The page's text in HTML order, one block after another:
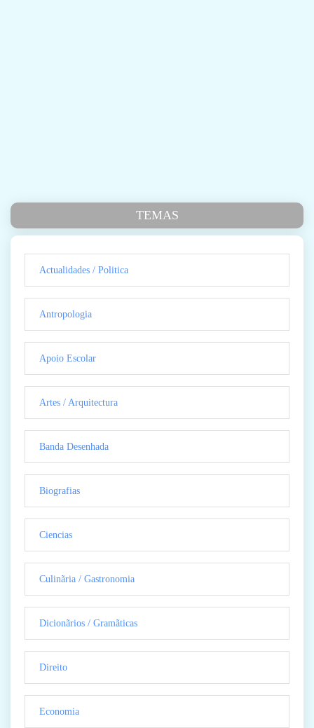
TEMAS
Actualidades / Politica
Antropologia
Apoio Escolar
Artes / Arquitectura
Banda Desenhada
Biografias
Ciencias
Culinãria / Gastronomia
Dicionãrios / Gramãticas
Direito
Economia